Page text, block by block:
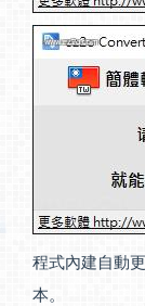
程式內建自動
本。